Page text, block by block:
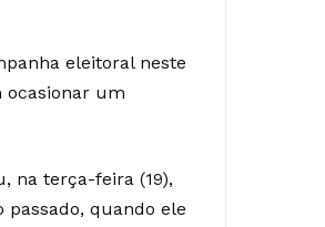
eleitoral neste
ocasionar um
na terça-feira (19),
quando ele